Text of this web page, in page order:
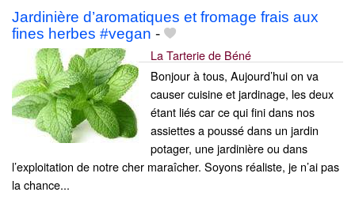
Jardinière d’aromatiques et fromage frais aux
fines herbes #vegan -
La Tarterie de Béné
Bonjour à tous, Aujourd’hui on va
causer cuisine et jardinage, les deux
étant liés car ce qui fini dans nos
assiettes a poussé dans un jardin
potager, une jardinière ou dans
l’exploitation de notre cher maraîcher. Soyons réaliste, je n’ai pas
la chance...